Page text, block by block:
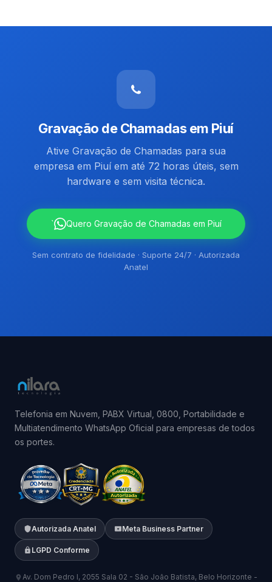
Gravação de Chamadas em Piuí
Ative Gravação de Chamadas para sua
empresa em Piuí em até 72 horas úteis, sem
hardware e sem visita técnica.
` Quero Gravação de Chamadas em Piuí
Sem contrato de fidelidade · Suporte 24/7 · Autorizada
Anatel
Telefonia em Nuvem, PABX Virtual, 0800, Portabilidade e
Multiatendimento WhatsApp Oficial para empresas de todos
os portes.
Autorizada Anatel Meta Business Partner
LGPD Conforme
Av. Dom Pedro I, 2055 Sala 02 - São João Batista, Belo Horizonte -